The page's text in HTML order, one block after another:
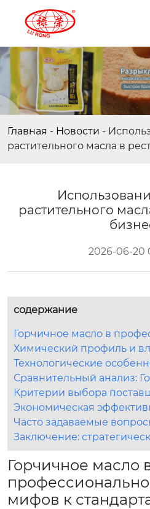
Главная - Новости -
растительного масла в
растительного
2026-06-20
содержание
Горчичное масло в
Химический профиль и
Технологические
Сравнительный анализ:
Критерии выбора
Экономическая
Часто задаваемые
Заключение:
Горчичное масло
мифов к